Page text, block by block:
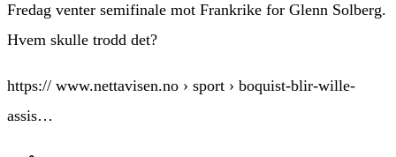
Fredag venter semifinale mot Frankrike for Glenn Solberg.
Hvem skulle trodd det?
https:// www.nettavisen.no › sport › boquist-blir-wille-
assis…